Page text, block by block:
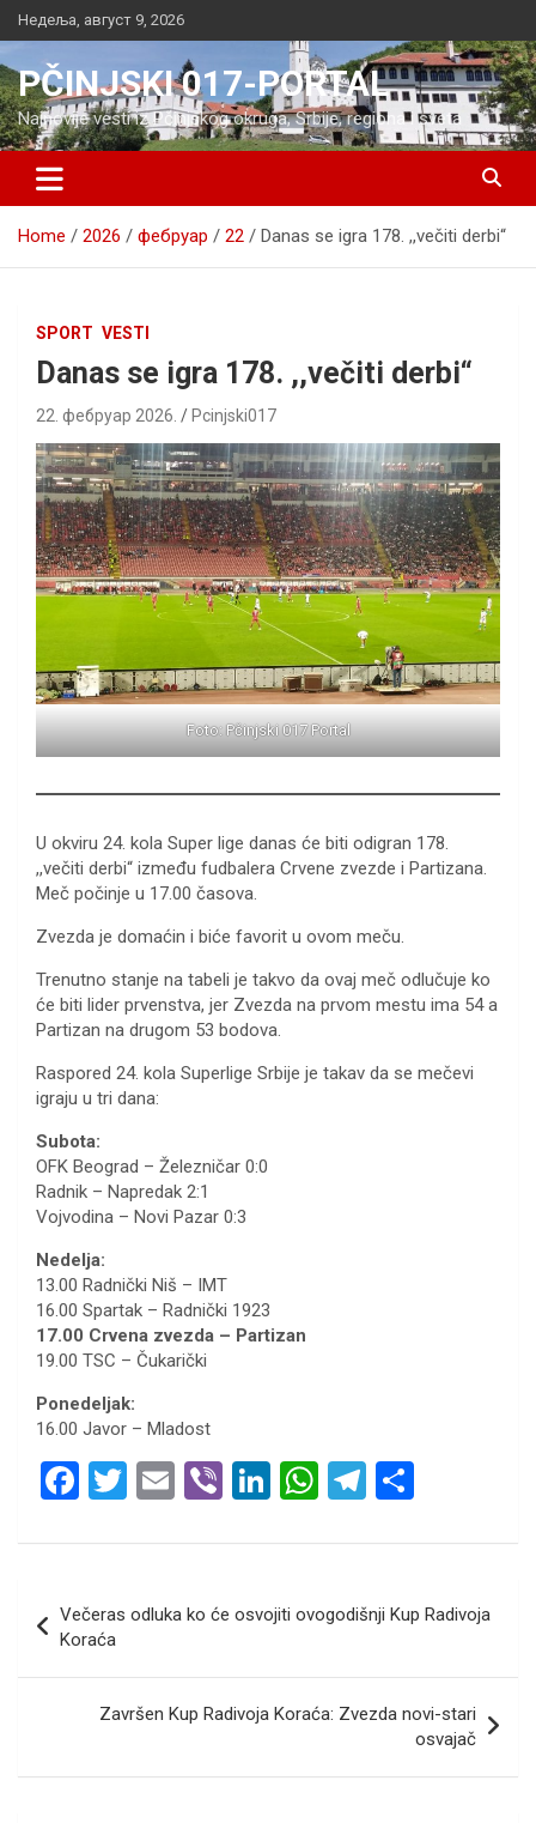
Skip
to
content
Недеља, август 9, 2026
PČINJSKI 017-PORTAL
Najnovije vesti iz Pčinjskog okruga, Srbije, regiona i sveta
Home 2026 фебруар 22 Danas se igra 178. ,,večiti derbi“
SPORT VESTI
Danas se igra 178. ,,večiti derbi“
22. фебруар 2026. Pcinjski017
Foto: Pčinjski 017 Portal
U okviru 24. kola Super lige danas će biti odigran 178.
,,večiti derbi“ između fudbalera Crvene zvezde i Partizana.
Meč počinje u 17.00 časova.
Zvezda je domaćin i biće favorit u ovom meču.
Trenutno stanje na tabeli je takvo da ovaj meč odlučuje ko
će biti lider prvenstva, jer Zvezda na prvom mestu ima 54 a
Partizan na drugom 53 bodova.
Raspored 24. kola Superlige Srbije je takav da se mečevi
igraju u tri dana:
Subota:
OFK Beograd – Železničar 0:0
Radnik – Napredak 2:1
Vojvodina – Novi Pazar 0:3
Nedelja:
13.00 Radnički Niš – IMT
16.00 Spartak – Radnički 1923
17.00 Crvena zvezda – Partizan
19.00 TSC – Čukarički
Ponedeljak:
16.00 Javor – Mladost
F
ce
b
o
o
T
tt
er
E
ail
Vi
er
Li
ke
dI
n
W
at
A
p
p
T
e
gr
a
m
ar
e
чланка
Večeras odluka ko će osvojiti ovogodišnji Kup Radivoja
Koraća
Završen Kup Radivoja Koraća: Zvezda novi-stari
osvajač